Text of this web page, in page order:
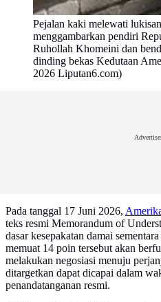
Pejalan kaki melewati
menggambarkan pendiri
Ruhollah Khomeini dan
dinding bekas Kedutaan
2026 Liputan6.com)
Pada tanggal 17 Juni 2026,
teks resmi Memorandum of
dasar kesepakatan damai
memuat 14 poin tersebut akan
melakukan negosiasi menuju
ditargetkan dapat dicapai dalam
penandatanganan resmi.